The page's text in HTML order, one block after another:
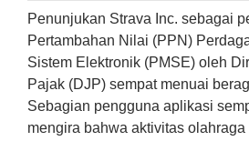
Penunjukan Strava Inc. sebagai
Pertambahan Nilai (PPN)
Sistem Elektronik (PMSE) oleh
Pajak (DJP) sempat menuai
Sebagian pengguna aplikasi
mengira bahwa aktivitas